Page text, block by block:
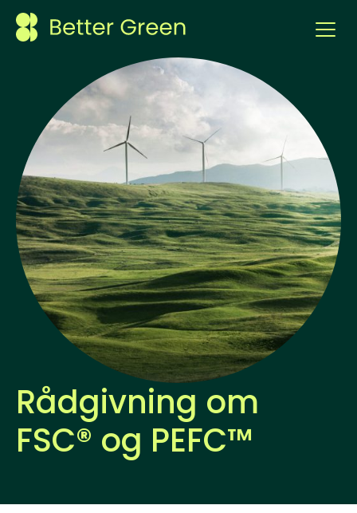
Rådgivning om
FSC® og PEFC™